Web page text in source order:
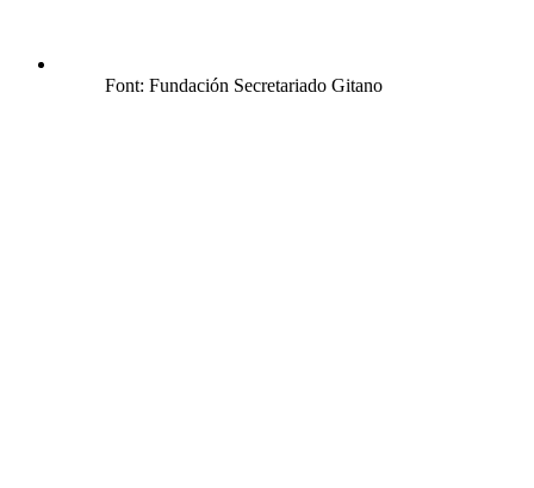
Font: Fundación Secretariado Gitano